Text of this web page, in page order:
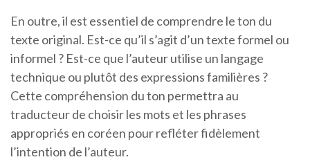
En outre, il est essentiel de comprendre le ton du
texte original. Est-ce qu’il s’agit d’un texte formel ou
informel ? Est-ce que l’auteur utilise un langage
technique ou plutôt des expressions familières ?
Cette compréhension du ton permettra au
traducteur de choisir les mots et les phrases
appropriés en coréen pour refléter fidèlement
l’intention de l’auteur.